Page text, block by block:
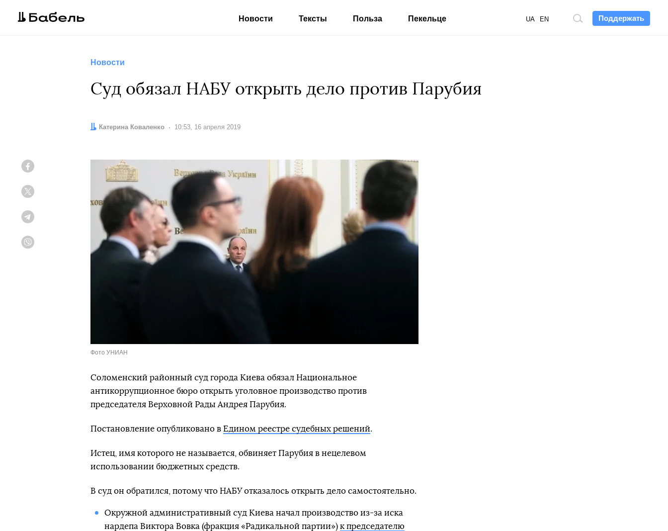
Поддержать
Поиск
UA EN
Новости Тексты Польза Пекельце
Новости
Суд обязал НАБУ открыть дело против Парубия
Автор:
Катерина Коваленко Дата:
10:53, 16 апреля 2019
Фото УНИАН
Соломенский районный суд города Киева обязал Национальное
антикоррупционное бюро открыть уголовное производство против
председателя Верховной Рады Андрея Парубия.
Постановление опубликовано в Едином реестре судебных решений.
Истец, имя которого не называется, обвиняет Парубия в нецелевом
использовании бюджетных средств.
В суд он обратился, потому что НАБУ отказалось открыть дело самостоятельно.
Окружной административный суд Киева начал производство из-за иска
нардепа Виктора Вовка (фракция «Радикальной партии») к председателю